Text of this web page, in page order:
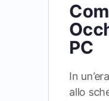
PC
In
allo